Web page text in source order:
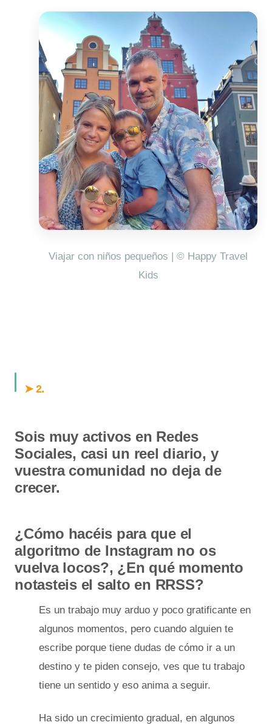
Viajar con niños pequeños | © Happy Travel
Kids
➤ 2.
Sois muy activos en Redes
Sociales, casi un reel diario, y
vuestra comunidad no deja de
crecer.
¿Cómo hacéis para que el
algoritmo de Instagram no os
vuelva locos?, ¿En qué momento
notasteis el salto en RRSS?
Es un trabajo muy arduo y poco gratificante en
algunos momentos, pero cuando alguien te
escribe porque tiene dudas de cómo ir a un
destino y te piden consejo, ves que tu trabajo
tiene un sentido y eso anima a seguir.
Ha sido un crecimiento gradual, en algunos